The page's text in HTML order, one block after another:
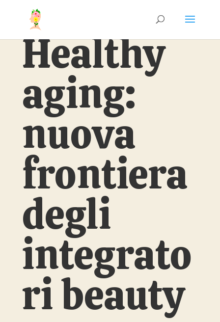
Healthy
aging:
nuova
frontiera
degli
integrato
ri beauty